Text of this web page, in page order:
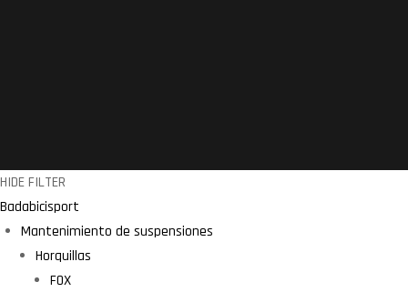
HIDE FILTER
Badabicisport
Mantenimiento de suspensiones
Horquillas
FOX